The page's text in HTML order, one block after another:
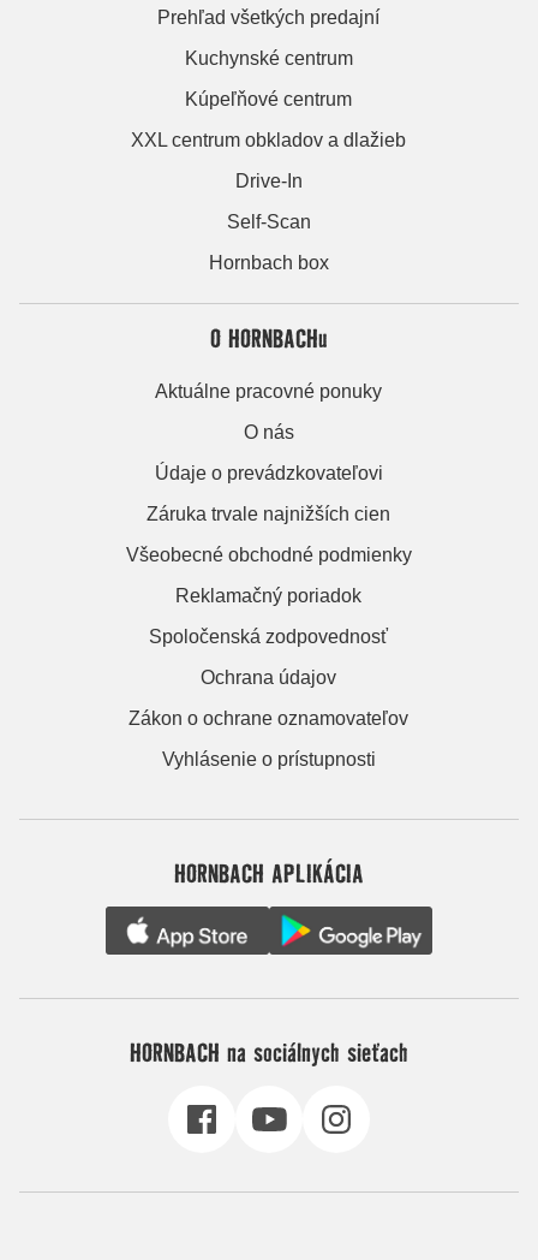
Prehľad všetkých predajní
Kuchynské centrum
Kúpeľňové centrum
XXL centrum obkladov a dlažieb
Drive-In
Self-Scan
Hornbach box
O HORNBACHu
Aktuálne pracovné ponuky
O nás
Údaje o prevádzkovateľovi
Záruka trvale najnižších cien
Všeobecné obchodné podmienky
Reklamačný poriadok
Spoločenská zodpovednosť
Ochrana údajov
Zákon o ochrane oznamovateľov
Vyhlásenie o prístupnosti
HORNBACH APLIKÁCIA
HORNBACH na sociálnych sieťach